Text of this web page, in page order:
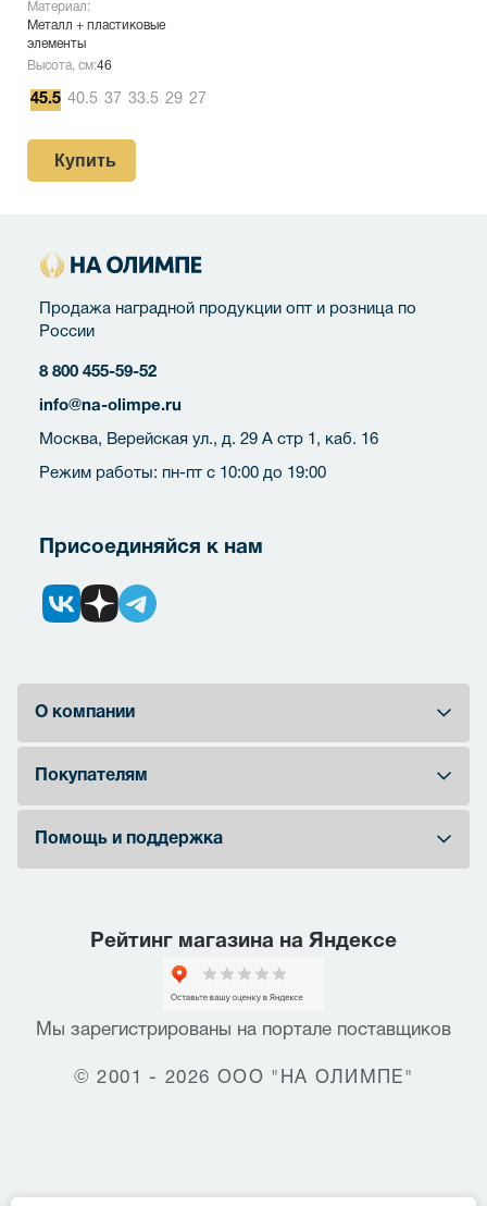
Материал:
Металл + пластиковые
элементы
Высота, см:46
45.5 40.5 37 33.5 29 27
Купить
Продажа наградной продукции опт и розница по
России
8 800 455-59-52
info@na-olimpe.ru
Москва, Верейская ул., д. 29 А стр 1, каб. 16
Режим работы: пн-пт с 10:00 до 19:00
Присоединяйся к нам
О компании
Покупателям
Помощь и поддержка
Рейтинг магазина на Яндексе
Мы зарегистрированы на портале поставщиков
© 2001 - 2026 ООО "НА ОЛИМПЕ"